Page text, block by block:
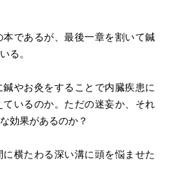
本であるが、最後一章を割いて鍼
る。
やお灸をすることで内臓疾患に
いるのか。ただの迷妄か、それ
効果があるのか？
横たわる深い溝に頭を悩ませた